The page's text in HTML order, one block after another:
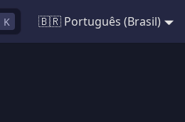
K 🇧🇷 Português (Brasil)